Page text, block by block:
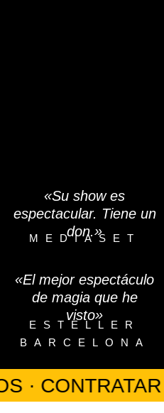
«Su show es
espectacular. Tiene un
don.»
MEDIASET
«El mejor espectáculo
de magia que he
visto»
ESTELLER
BARCELONA
·